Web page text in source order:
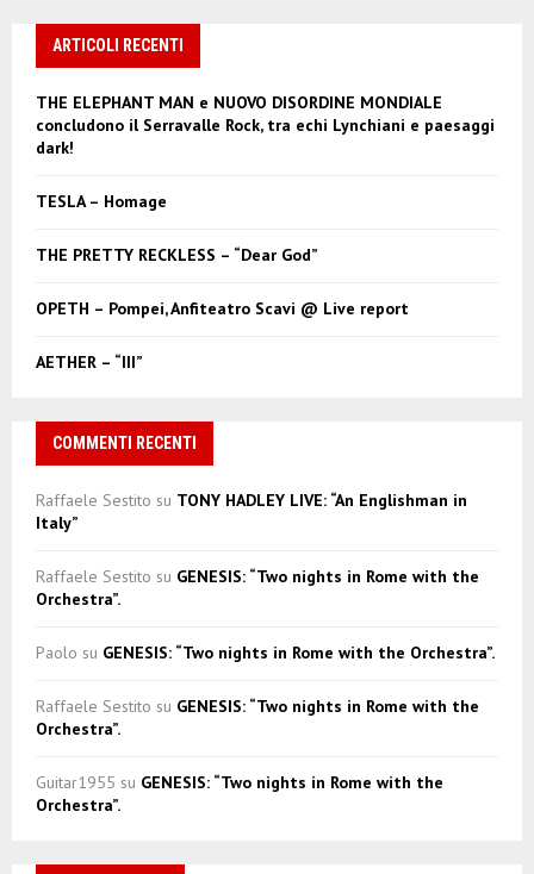
h
o
r
ARTICOLI RECENTI
THE ELEPHANT MAN e NUOVO DISORDINE MONDIALE
concludono il Serravalle Rock, tra echi Lynchiani e paesaggi
dark!
TESLA – Homage
THE PRETTY RECKLESS – “Dear God”
OPETH – Pompei, Anfiteatro Scavi @ Live report
AETHER – “III”
COMMENTI RECENTI
Raffaele Sestito su TONY HADLEY LIVE: “An Englishman in
Italy”
Raffaele Sestito su GENESIS: “Two nights in Rome with the
Orchestra”.
Paolo su GENESIS: “Two nights in Rome with the Orchestra”.
Raffaele Sestito su GENESIS: “Two nights in Rome with the
Orchestra”.
Guitar1955 su GENESIS: “Two nights in Rome with the
Orchestra”.